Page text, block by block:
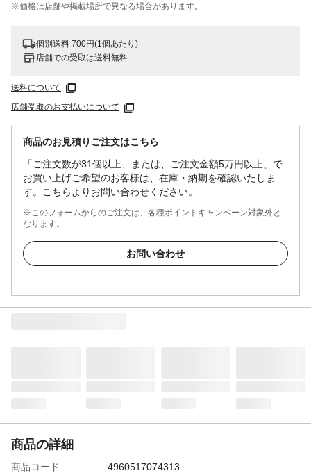
※価格は​店舗や​掲載場所で​異なる​場合が​あります。
個別送料 700円(1個あたり)
店舗での受取は送料無料
送料について
店舗受取のお支払いについて
商品のお見積りご注文はこちら
「ご注文数が31個以上、または、ご注文金額5万円以上」で
お買い上げご希望のお客様は、在庫・納期を確認いたしま
す。こちらよりお問い合わせください。
※このフォームからのご注文は、各種ポイントキャンペーン対象外と
なります。
お問い合わせ
商品の詳細
商品コード
4960517074313